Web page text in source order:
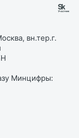
вн.тер.г.
Минцифры: